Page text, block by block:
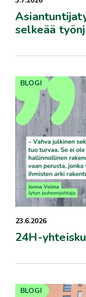
selkeää
23.6.2026
24H-
BLOGI
BLOGI